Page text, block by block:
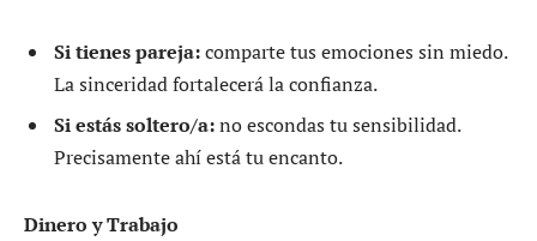
Si tienes pareja:comparte tus emociones sin miedo.
La sinceridad fortalecerá la confianza.
Si estás soltero/a:no escondas tu sensibilidad.
Precisamente ahí está tu encanto.
Dinero y Trabajo